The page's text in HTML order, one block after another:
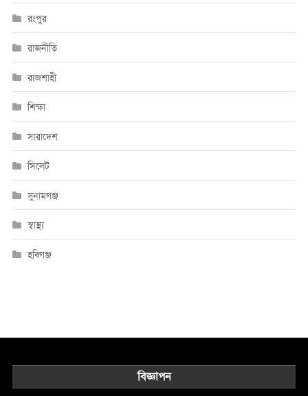
রংপুর
রাজনীতি
রাজশাহী
শিক্ষা
সারাদেশ
সিলেট
সুনামগঞ্জ
স্বাস্থ্য
হবিগঞ্জ
বিজ্ঞাপন